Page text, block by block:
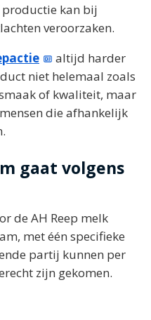
kan bij
veroorzaken.
altijd harder
niet helemaal zoals
of kwaliteit, maar
die afhankelijk
gaat volgens
de AH Reep melk
met één specifieke
partij kunnen per
zijn gekomen.